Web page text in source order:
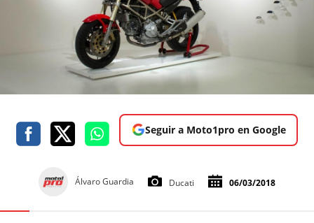
Seguir a Moto1pro en Google
Álvaro Guardia Ducati 06/03/2018